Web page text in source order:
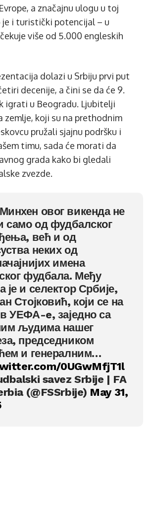
a značajnu ulogu u toj
i turistički potencijal – u
više od 5.000 engleskih
dolazi u Srbiju prvi put
decenije, a čini se da će 9.
igrati u Beogradu. Ljubitelji
zemlje, koji su na prethodnim
pružali sjajnu podršku i
timu, sada će morati da
grada kako bi gledali
zvezde.
овог викенда не
само од фудбалског
већ и од
неких од
имена
фудбала. Међу
је и селектор Србије,
Стојковић, који се на
УЕФА-e, заједно са
људима нашег
председником
и генералним…
0UGwMfjT1l
savez Srbije | FA
(@FSSrbije) May 31,